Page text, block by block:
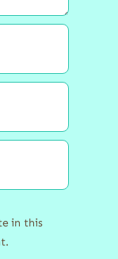
in this